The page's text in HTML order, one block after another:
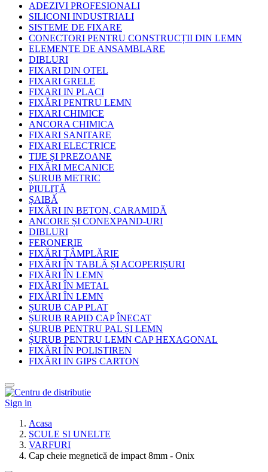
ADEZIVI PROFESIONALI
SILICONI INDUSTRIALI
SISTEME DE FIXARE
CONECTORI PENTRU CONSTRUCȚII DIN LEMN
ELEMENTE DE ANSAMBLARE
DIBLURI
FIXARI DIN OTEL
FIXARI GRELE
FIXARI IN PLACI
FIXĂRI PENTRU LEMN
FIXARI CHIMICE
ANCORA CHIMICA
FIXARI SANITARE
FIXARI ELECTRICE
TIJE ȘI PREZOANE
FIXĂRI MECANICE
ȘURUB METRIC
PIULIȚĂ
ȘAIBĂ
FIXĂRI IN BETON, CARAMIDĂ
ANCORE ȘI CONEXPAND-URI
DIBLURI
FERONERIE
FIXĂRI TÂMPLĂRIE
FIXĂRI ÎN TABLĂ ȘI ACOPERIȘURI
FIXĂRI ÎN LEMN
FIXĂRI ÎN METAL
FIXĂRI ÎN LEMN
ȘURUB CAP PLAT
ȘURUB RAPID CAP ÎNECAT
ȘURUB PENTRU PAL ȘI LEMN
ȘURUB PENTRU LEMN CAP HEXAGONAL
FIXĂRI ÎN POLISTIREN
FIXĂRI IN GIPS CARTON
Sign in
Acasa
SCULE SI UNELTE
VARFURI
Cap cheie megnetică de impact 8mm - Onix